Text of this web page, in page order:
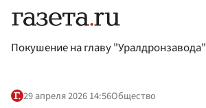
Покушение на главу "Уралдронзавода"
29 апреля 2026 14:56Общество